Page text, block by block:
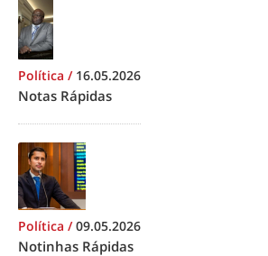
Política / 16.05.2026
Notas Rápidas
Política /09.05.2026
Notinhas Rápidas